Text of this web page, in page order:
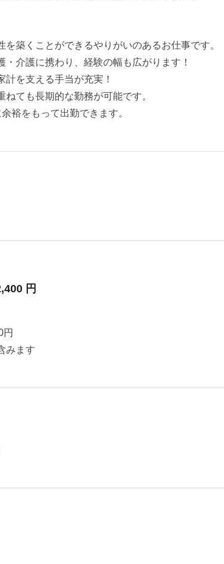
築くことができるやりがいのあるお仕事です。
介護に携わり、経験の幅も広がります！
を支える手当が充実！
ても長期的な勤務が可能です。
裕をもって出勤できます。
円
円
みます